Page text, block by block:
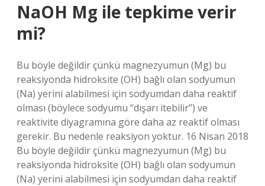
NaOH Mg ile tepkime verir
mi?
Bu böyle değildir çünkü magnezyumun (Mg) bu
reaksiyonda hidroksite (OH) bağlı olan sodyumun
(Na) yerini alabilmesi için sodyumdan daha reaktif
olması (böylece sodyumu “dışarı itebilir”) ve
reaktivite diyagramına göre daha az reaktif olması
gerekir. Bu nedenle reaksiyon yoktur. 16 Nisan 2018
Bu böyle değildir çünkü magnezyumun (Mg) bu
reaksiyonda hidroksite (OH) bağlı olan sodyumun
(Na) yerini alabilmesi için sodyumdan daha reaktif